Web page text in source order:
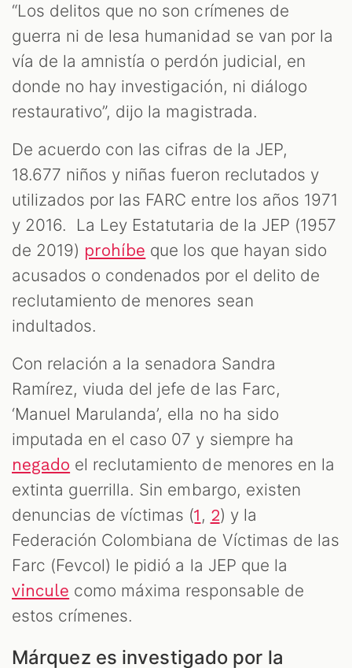
“Los delitos que no son crímenes de
guerra ni de lesa humanidad se van por la
vía de la amnistía o perdón judicial, en
donde no hay investigación, ni diálogo
restaurativo”, dijo la magistrada.
De acuerdo con las cifras de la JEP,
18.677 niños y niñas fueron reclutados y
utilizados por las FARC entre los años 1971
y 2016. La Ley Estatutaria de la JEP (1957
de 2019) prohíbe que los que hayan sido
acusados o condenados por el delito de
reclutamiento de menores sean
indultados.
Con relación a la senadora Sandra
Ramírez, viuda del jefe de las Farc,
‘Manuel Marulanda’, ella no ha sido
imputada en el caso 07 y siempre ha
negado el reclutamiento de menores en la
extinta guerrilla. Sin embargo, existen
denuncias de víctimas (1 , 2) y la
Federación Colombiana de Víctimas de las
Farc (Fevcol) le pidió a la JEP que la
vincule como máxima responsable de
estos crímenes.
Márquez es investigado por la